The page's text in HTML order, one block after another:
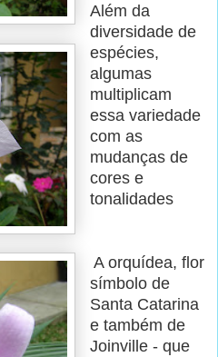
Além da
diversidade de
espécies,
algumas
multiplicam
essa variedade
com as
mudanças de
cores e
tonalidades
A orquídea, flor
símbolo de
Santa Catarina
e também de
Joinville - que